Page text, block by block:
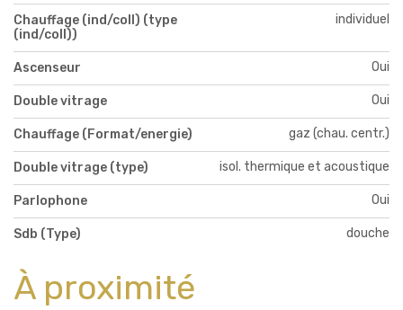
Chauffage (ind/coll) (type
(ind/coll))
individuel
Ascenseur Oui
Double vitrage Oui
Chauffage (Format/energie) gaz (chau. centr.)
Double vitrage (type) isol. thermique et acoustique
Parlophone Oui
Sdb (Type) douche
À proximité